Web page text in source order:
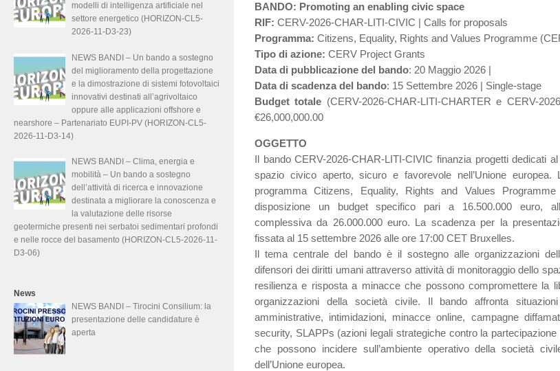
BANDO: Promoting an enabling civic space
RIF: CERV-2026-CHAR-LITI-CIVIC | Calls for proposals
Programma: Citizens, Equality, Rights and Values Programme
Tipo di azione: CERV Project Grants
Data di pubblicazione del bando: 20 Maggio 2026 |
Data di scadenza del bando: 15 Settembre 2026 | Single-stage
Budget totale (CERV-2026-CHAR-LITI-CHARTER e CERV-
€26,000,000.00
OGGETTO
Il bando CERV-2026-CHAR-LITI-CIVIC finanzia progetti dedicati
spazio civico aperto, sicuro e favorevole nell’Unione europea.
programma Citizens, Equality, Rights and Values
disposizione un budget specifico pari a 16.500.000 euro,
complessiva da 26.000.000 euro. La scadenza per la
fissata al 15 settembre 2026 alle ore 17:00 CET Bruxelles.
Il tema centrale del bando è il sostegno alle organizzazioni
difensori dei diritti umani attraverso attività di monitoraggio dello
resilienza e risposta a minacce che possono compromettere la
organizzazioni della società civile. Il bando affronta
amministrative, intimidazioni, minacce online, campagne
security, SLAPPs (azioni legali strategiche contro la
che possono incidere sull’ambiente operativo della società
dell’Unione europea.
modelli di intelligenza artificiale nel
settore energetico (HORIZON-CL5-
2026-11-D3-23)
NEWS BANDI – Un bando a sostegno
del miglioramento della progettazione
e la dimostrazione di sistemi fotovoltaici
innovativi destinati all’agrivoltaico
oppure alle applicazioni offshore e
nearshore – Partenariato EUPI-PV (HORIZON-CL5-
2026-11-D3-14)
NEWS BANDI – Clima, energia e
mobilità – Un bando a sostegno
dell’attività di ricerca e innovazione
destinata a migliorare la conoscenza e
la valutazione delle risorse
geotermiche presenti nei serbatoi sedimentari profondi
e nelle rocce del basamento (HORIZON-CL5-2026-11-
D3-06)
News
NEWS BANDI – Tirocini Consilium: la
presentazione delle candidature è
aperta